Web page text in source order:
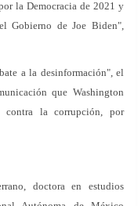
la Democracia de 2021 y
Gobierno de Joe Biden",
a la desinformación", el
que Washington
contra la corrupción, por
doctora en estudios